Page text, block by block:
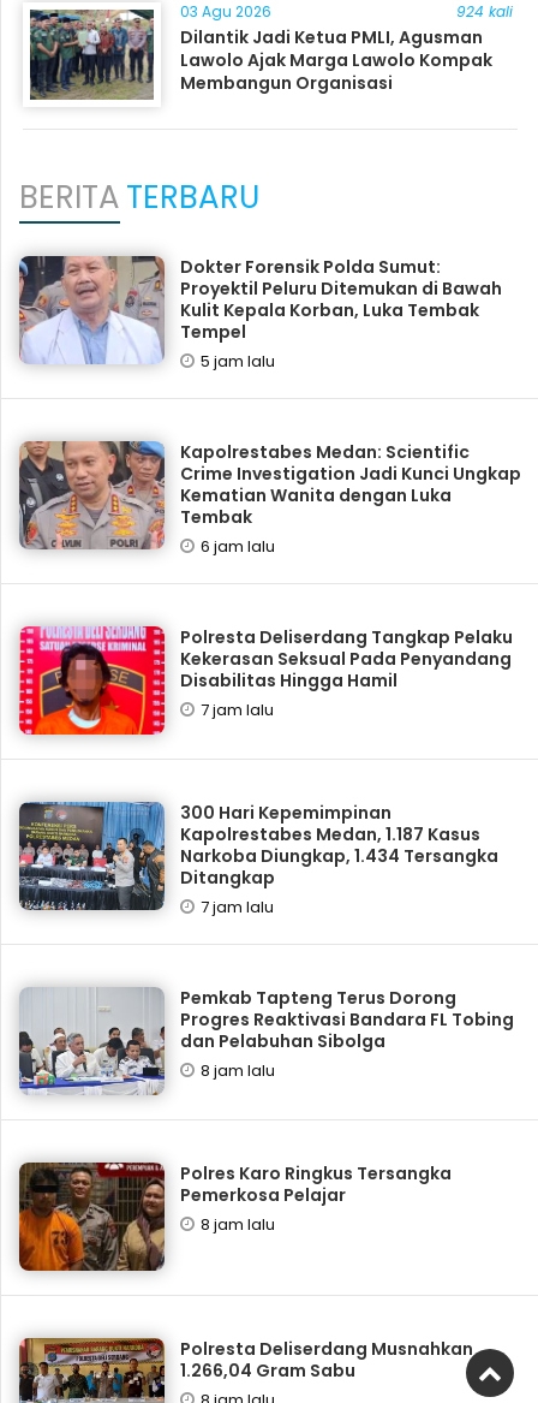
03 Agu 2026 924 kali
Dilantik Jadi Ketua PMLI, Agusman
Lawolo Ajak Marga Lawolo Kompak
Membangun Organisasi
BERITATERBARU
Dokter Forensik Polda Sumut:
Proyektil Peluru Ditemukan di Bawah
Kulit Kepala Korban, Luka Tembak
Tempel
5 jam lalu
Kapolrestabes Medan: Scientific
Crime Investigation Jadi Kunci Ungkap
Kematian Wanita dengan Luka
Tembak
6 jam lalu
Polresta Deliserdang Tangkap Pelaku
Kekerasan Seksual Pada Penyandang
Disabilitas Hingga Hamil
7 jam lalu
300 Hari Kepemimpinan
Kapolrestabes Medan, 1.187 Kasus
Narkoba Diungkap, 1.434 Tersangka
Ditangkap
7 jam lalu
Pemkab Tapteng Terus Dorong
Progres Reaktivasi Bandara FL Tobing
dan Pelabuhan Sibolga
8 jam lalu
Polres Karo Ringkus Tersangka
Pemerkosa Pelajar
8 jam lalu
Polresta Deliserdang Musnahkan
1.266,04 Gram Sabu